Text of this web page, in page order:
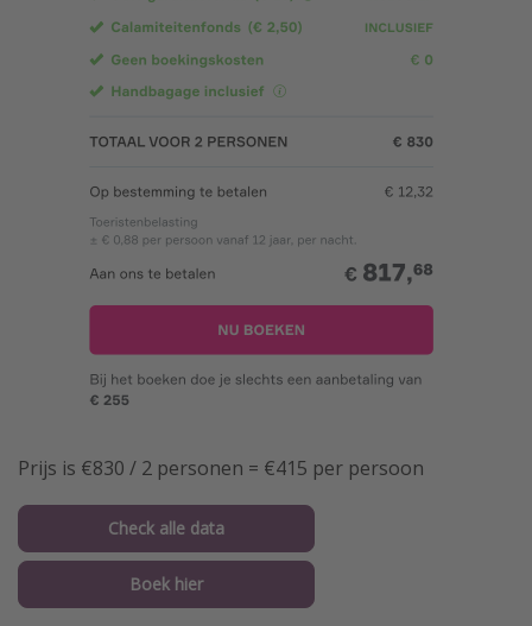
Prijs is €830 / 2 personen = €415 per persoon
Check alle data
Boek hier